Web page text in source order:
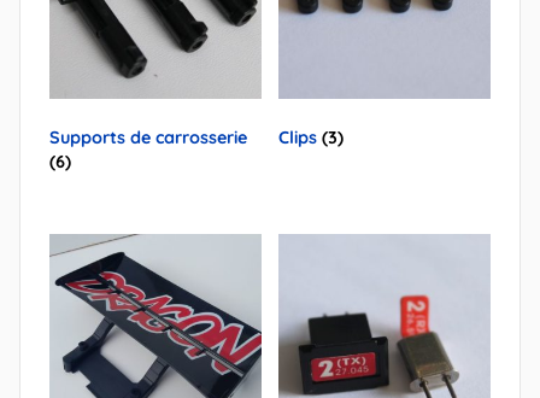
Supports de carrosserie
(6)
Clips(3)